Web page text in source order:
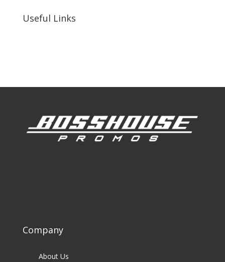
Useful Links
Company
About Us